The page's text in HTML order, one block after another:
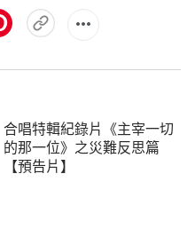
了小真的­心與靈......
合唱特輯紀錄片《主宰一切
的那一位》之災難反思篇
【預告片】